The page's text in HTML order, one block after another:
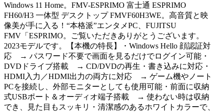
Windows 11 Home。FMV-ESPRIMO 富士通 ESPRIMO
FH60/H3 一体型 デスクトップ FMVF60H3WE。高音質と映
像美が手に入る！“本格派”エンタメPC、FUJITSU
FMV「ESPRIMO。ご覧いただきありがとうございます。
2023モデルです。【本機の特長】・Windows Hello 顔認証対
応 → パスワード不要で画面を見るだけでログイン可能・
DVDドライブ搭載 → CD/DVDの再生・書き込みに対応・
HDMI入力／HDMI出力の両方に対応 → ゲーム機やノート
PCを接続し、外部モニターとしても使用可能・前面に収納
式USBポート＆オーディオ端子搭載 → 使わない時は収納
でき、見た目もスッキリ・清潔感のあるホワイトカラーで、